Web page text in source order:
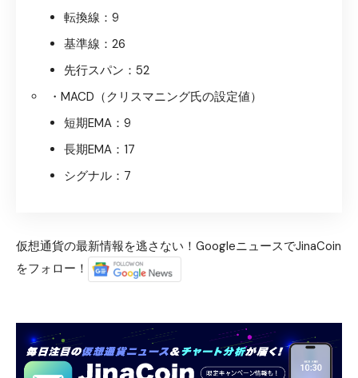
転換線：9
基準線：26
先行スパン：52
・MACD（クリスマニング氏の設定値）
短期EMA：9
長期EMA：17
シグナル：7
仮想通貨の最新情報を逃さない！GoogleニュースでJinaCoin
をフォロー！